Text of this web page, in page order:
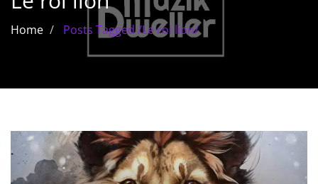
Les films par
interdits
Les Dossiers
Home Posts Tagged/Le roi lion/